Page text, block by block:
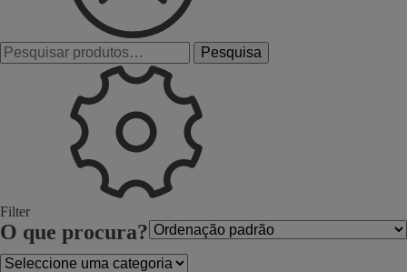
Pesquisar
por:
Pesquisa
Filter
O que procura?